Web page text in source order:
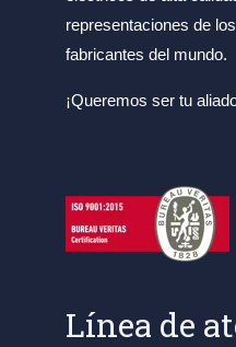
representaciones de
fabricantes del mundo.
¡Queremos ser tu
Línea de